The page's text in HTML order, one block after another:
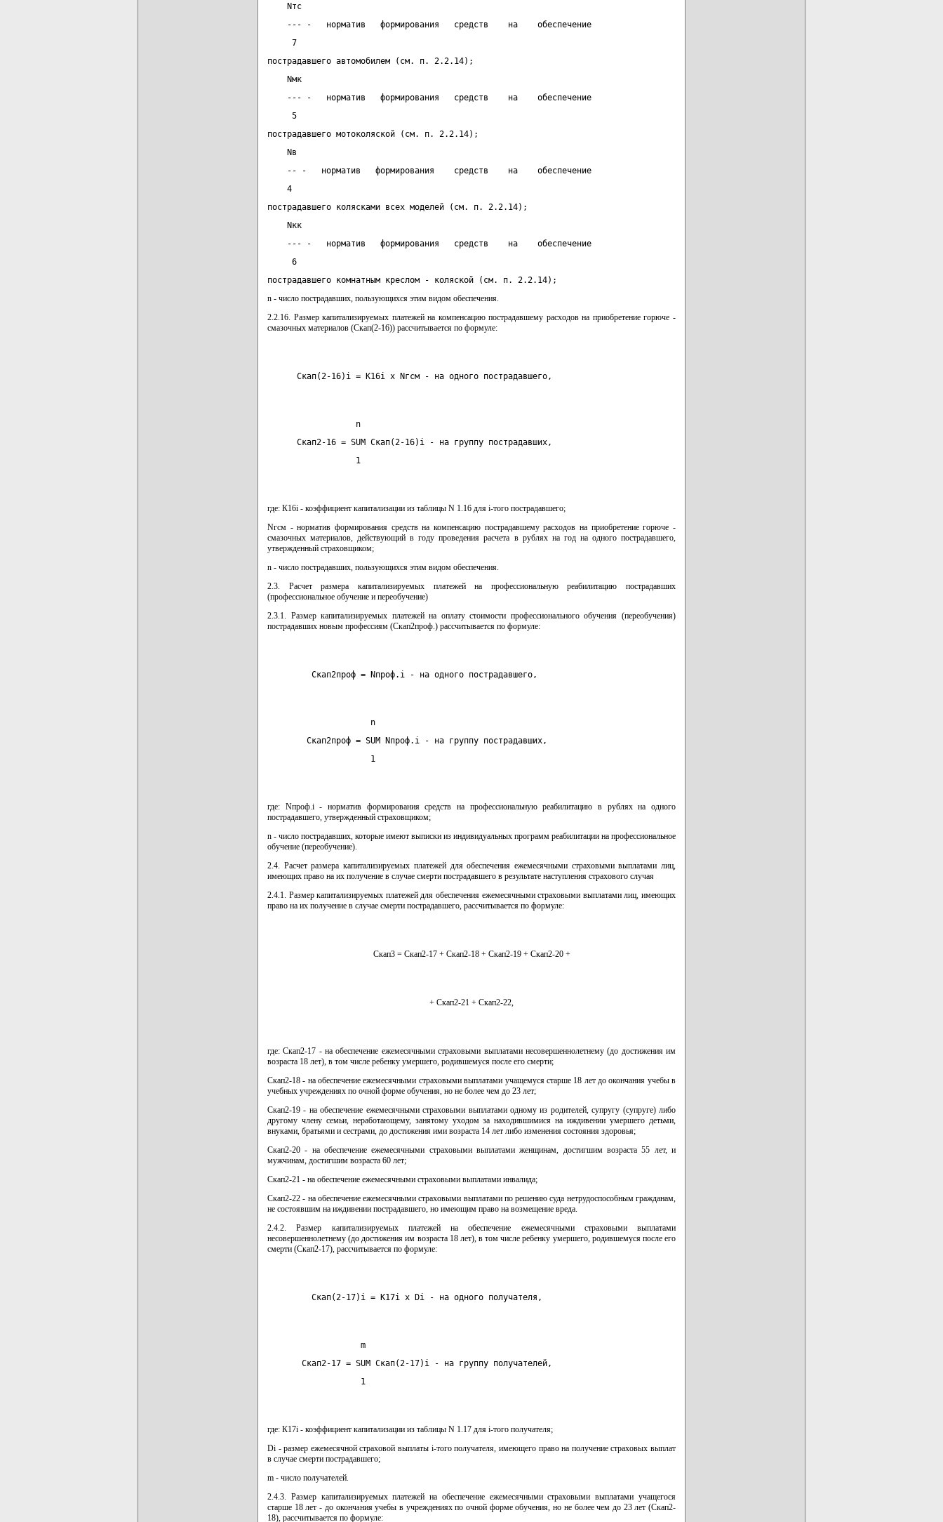
    Nтс
    --- -   норматив   формирования   средств    на    обеспечение
     7
пострадавшего автомобилем (см. п. 2.2.14);
    Nмк
    --- -   норматив   формирования   средств    на    обеспечение
     5
пострадавшего мотоколяской (см. п. 2.2.14);
    Nв
    -- -   норматив   формирования    средств    на    обеспечение
    4
пострадавшего колясками всех моделей (см. п. 2.2.14);
    Nкк
    --- -   норматив   формирования   средств    на    обеспечение
     6
пострадавшего комнатным креслом - коляской (см. п. 2.2.14);
n - число пострадавших, пользующихся этим видом обеспечения.
2.2.16. Размер капитализируемых платежей на компенсацию пострадавшему расходов на приобретение горюче -
смазочных материалов (Скап(2-16)) рассчитывается по формуле:
      Скап(2-16)i = К16i x Nгсм - на одного пострадавшего,
                  n
      Скап2-16 = SUM Скап(2-16)i - на группу пострадавших,
                  1
где: К16i - коэффициент капитализации из таблицы N 1.16 для i-того пострадавшего;
Nгсм - норматив формирования средств на компенсацию пострадавшему расходов на приобретение горюче -
смазочных материалов, действующий в году проведения расчета в рублях на год на одного пострадавшего,
утвержденный страховщиком;
n - число пострадавших, пользующихся этим видом обеспечения.
2.3. Расчет размера капитализируемых платежей на профессиональную реабилитацию пострадавших
(профессиональное обучение и переобучение)
2.3.1. Размер капитализируемых платежей на оплату стоимости профессионального обучения (переобучения)
пострадавших новым профессиям (Скап2проф.) рассчитывается по формуле:
         Скап2проф = Nпроф.i - на одного пострадавшего,
                     n
        Скап2проф = SUM Nпроф.i - на группу пострадавших,
                     1
где: Nпроф.i - норматив формирования средств на профессиональную реабилитацию в рублях на одного
пострадавшего, утвержденный страховщиком;
n - число пострадавших, которые имеют выписки из индивидуальных программ реабилитации на профессиональное
обучение (переобучение).
2.4. Расчет размера капитализируемых платежей для обеспечения ежемесячными страховыми выплатами лиц,
имеющих право на их получение в случае смерти пострадавшего в результате наступления страхового случая
2.4.1. Размер капитализируемых платежей для обеспечения ежемесячными страховыми выплатами лиц, имеющих
право на их получение в случае смерти пострадавшего, рассчитывается по формуле:
Скап3 = Скап2-17 + Скап2-18 + Скап2-19 + Скап2-20 +
+ Скап2-21 + Скап2-22,
где: Скап2-17 - на обеспечение ежемесячными страховыми выплатами несовершеннолетнему (до достижения им
возраста 18 лет), в том числе ребенку умершего, родившемуся после его смерти;
Скап2-18 - на обеспечение ежемесячными страховыми выплатами учащемуся старше 18 лет до окончания учебы в
учебных учреждениях по очной форме обучения, но не более чем до 23 лет;
Скап2-19 - на обеспечение ежемесячными страховыми выплатами одному из родителей, супругу (супруге) либо
другому члену семьи, неработающему, занятому уходом за находившимися на иждивении умершего детьми,
внуками, братьями и сестрами, до достижения ими возраста 14 лет либо изменения состояния здоровья;
Скап2-20 - на обеспечение ежемесячными страховыми выплатами женщинам, достигшим возраста 55 лет, и
мужчинам, достигшим возраста 60 лет;
Скап2-21 - на обеспечение ежемесячными страховыми выплатами инвалида;
Скап2-22 - на обеспечение ежемесячными страховыми выплатами по решению суда нетрудоспособным гражданам,
не состоявшим на иждивении пострадавшего, но имеющим право на возмещение вреда.
2.4.2. Размер капитализируемых платежей на обеспечение ежемесячными страховыми выплатами
несовершеннолетнему (до достижения им возраста 18 лет), в том числе ребенку умершего, родившемуся после его
смерти (Скап2-17), рассчитывается по формуле:
         Скап(2-17)i = К17i x Di - на одного получателя,
                   m
       Скап2-17 = SUM Скап(2-17)i - на группу получателей,
                   1
где: К17i - коэффициент капитализации из таблицы N 1.17 для i-того получателя;
Di - размер ежемесячной страховой выплаты i-того получателя, имеющего право на получение страховых выплат
в случае смерти пострадавшего;
m - число получателей.
2.4.3. Размер капитализируемых платежей на обеспечение ежемесячными страховыми выплатами учащегося
старше 18 лет - до окончания учебы в учреждениях по очной форме обучения, но не более чем до 23 лет (Скап2-
18), рассчитывается по формуле: